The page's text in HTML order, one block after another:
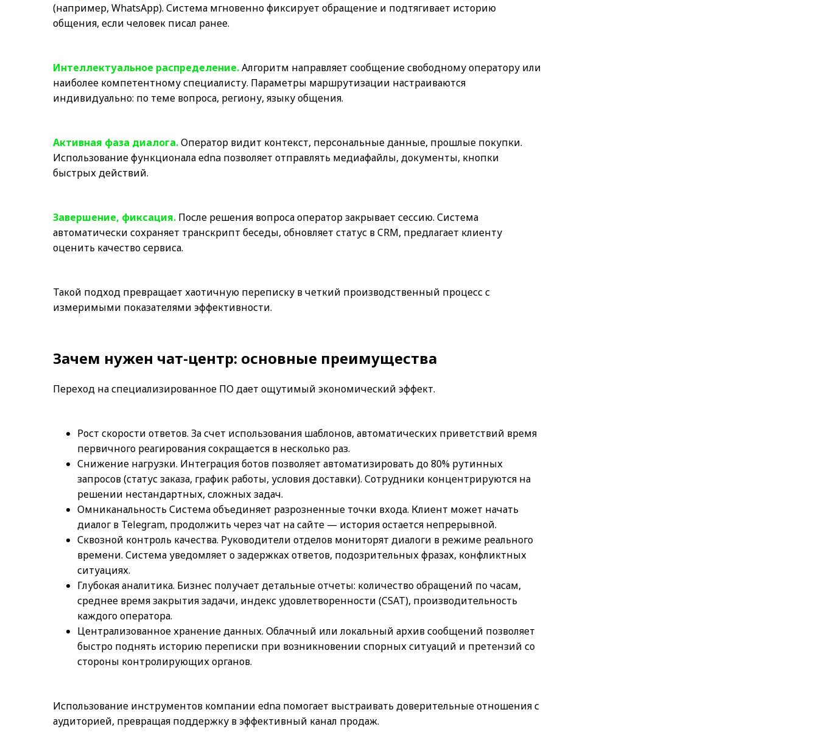
(например, WhatsApp). Система мгновенно фиксирует обращение и подтягивает историю
общения, если человек писал ранее.
Интеллектуальное распределение.Алгоритм направляет сообщение свободному оператору или
наиболее компетентному специалисту. Параметры маршрутизации настраиваются
индивидуально: по теме вопроса, региону, языку общения.
Активная фаза диалога.Оператор видит контекст, персональные данные, прошлые покупки.
Использование функционала edna позволяет отправлять медиафайлы, документы, кнопки
быстрых действий.
Завершение, фиксация. После решения вопроса оператор закрывает сессию. Система
автоматически сохраняет транскрипт беседы, обновляет статус в CRM, предлагает клиенту
оценить качество сервиса.
Такой подход превращает хаотичную переписку в четкий производственный процесс с
измеримыми показателями эффективности.
Зачем нужен чат-центр: основные преимущества
Переход на специализированное ПО дает ощутимый экономический эффект.
Рост скорости ответов. За счет использования шаблонов, автоматических приветствий время
первичного реагирования сокращается в несколько раз.
Снижение нагрузки. Интеграция ботов позволяет автоматизировать до 80% рутинных
запросов (статус заказа, график работы, условия доставки). Сотрудники концентрируются на
решении нестандартных, сложных задач.
Омниканальность Система объединяет разрозненные точки входа. Клиент может начать
диалог в Telegram, продолжить через чат на сайте — история остается непрерывной.
Сквозной контроль качества. Руководители отделов мониторят диалоги в режиме реального
времени. Система уведомляет о задержках ответов, подозрительных фразах, конфликтных
ситуациях.
Глубокая аналитика. Бизнес получает детальные отчеты: количество обращений по часам,
среднее время закрытия задачи, индекс удовлетворенности (CSAT), производительность
каждого оператора.
Централизованное хранение данных. Облачный или локальный архив сообщений позволяет
быстро поднять историю переписки при возникновении спорных ситуаций и претензий со
стороны контролирующих органов.
Использование инструментов компании edna помогает выстраивать доверительные отношения с
аудиторией, превращая поддержку в эффективный канал продаж.